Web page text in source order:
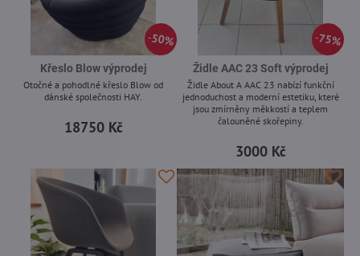
50%
Křeslo Blow výprodej
Otočné a pohodlné křeslo Blow od
dánské společnosti HAY.
18750 Kč
75%
Židle AAC 23 Soft výprodej
Židle About A AAC 23 nabízí funkční
jednoduchost a moderní estetiku, které
jsou zmírněny měkkostí a teplem
čalouněné skořepiny.
3000 Kč